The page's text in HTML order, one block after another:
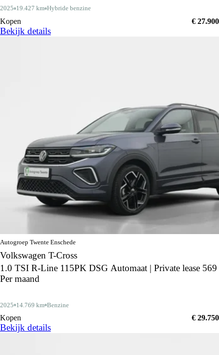
2025 19.427 km Hybride benzine
Kopen € 27.900
Bekijk details
Autogroep Twente Enschede
Volkswagen T-Cross
1.0 TSI R-Line 115PK DSG Automaat | Private lease 569
Per maand
2025 14.769 km Benzine
Kopen € 29.750
Bekijk details